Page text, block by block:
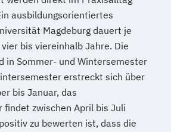
ausbildungsorientiertes
Magdeburg dauert je
bis viereinhalb Jahre. Die
in Sommer- und Wintersemester
erstreckt sich über
bis Januar, das
findet zwischen April bis Juli
zu bewerten ist, dass die